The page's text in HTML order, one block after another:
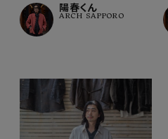
陽春くん
ARCH SAPPORO